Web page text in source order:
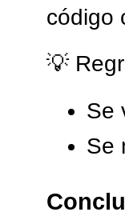
código
💡
Se
Se